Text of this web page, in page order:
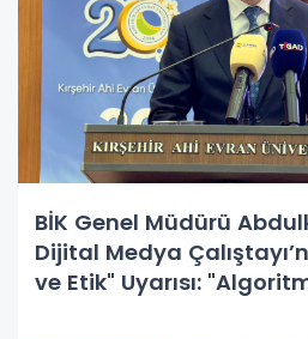
BİK Genel Müdürü
Dijital Medya
ve Etik" Uyarısı: